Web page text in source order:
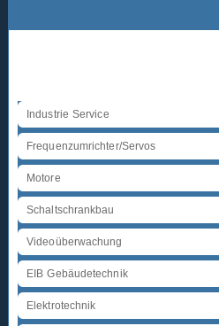
Industrie Service
Frequenzumrichter/Servos
Motore
Schaltschrankbau
Videoüberwachung
EIB Gebäudetechnik
Elektrotechnik